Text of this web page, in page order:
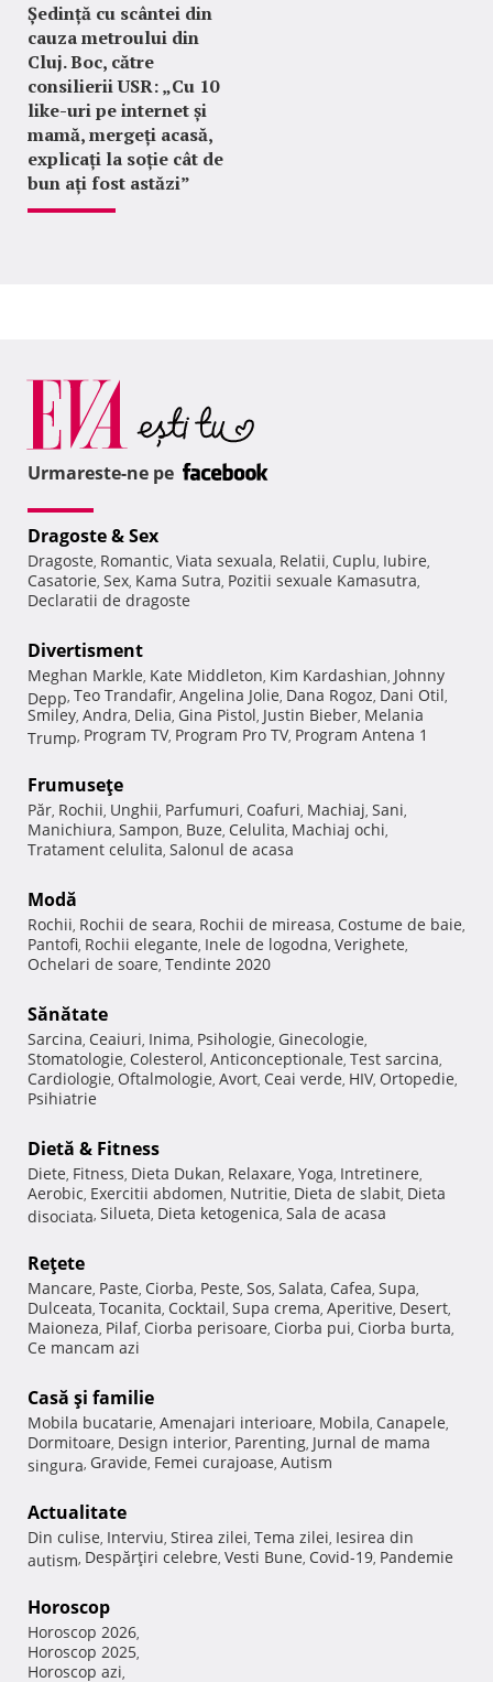
Ședință cu scântei din
cauza metroului din
Cluj. Boc, către
consilierii USR: „Cu 10
like-uri pe internet și
mamă, mergeți acasă,
explicați la soție cât de
bun ați fost astăzi”
Urmareste-ne pe
Dragoste & Sex
Dragoste, Romantic, Viata sexuala, Relatii, Cuplu, Iubire,
Casatorie, Sex, Kama Sutra, Pozitii sexuale Kamasutra,
Declaratii de dragoste
Divertisment
Meghan Markle, Kate Middleton, Kim Kardashian, Johnny
Depp, Teo Trandafir, Angelina Jolie, Dana Rogoz, Dani Otil,
Smiley, Andra, Delia, Gina Pistol, Justin Bieber, Melania
Trump, Program TV, Program Pro TV, Program Antena 1
Frumuseţe
Păr, Rochii, Unghii, Parfumuri, Coafuri, Machiaj, Sani,
Manichiura, Sampon, Buze, Celulita, Machiaj ochi,
Tratament celulita, Salonul de acasa
Modă
Rochii, Rochii de seara, Rochii de mireasa, Costume de baie,
Pantofi, Rochii elegante, Inele de logodna, Verighete,
Ochelari de soare, Tendinte 2020
Sănătate
Sarcina, Ceaiuri, Inima, Psihologie, Ginecologie,
Stomatologie, Colesterol, Anticonceptionale, Test sarcina,
Cardiologie, Oftalmologie, Avort, Ceai verde, HIV, Ortopedie,
Psihiatrie
Dietă & Fitness
Diete, Fitness, Dieta Dukan, Relaxare, Yoga, Intretinere,
Aerobic, Exercitii abdomen, Nutritie, Dieta de slabit, Dieta
disociata, Silueta, Dieta ketogenica, Sala de acasa
Reţete
Mancare, Paste, Ciorba, Peste, Sos, Salata, Cafea, Supa,
Dulceata, Tocanita, Cocktail, Supa crema, Aperitive, Desert,
Maioneza, Pilaf, Ciorba perisoare, Ciorba pui, Ciorba burta,
Ce mancam azi
Casă şi familie
Mobila bucatarie, Amenajari interioare, Mobila, Canapele,
Dormitoare, Design interior, Parenting, Jurnal de mama
singura, Gravide, Femei curajoase, Autism
Actualitate
Din culise, Interviu, Stirea zilei, Tema zilei, Iesirea din
autism, Despărţiri celebre, Vesti Bune, Covid-19, Pandemie
Horoscop
Horoscop 2026,
Horoscop 2025,
Horoscop azi,